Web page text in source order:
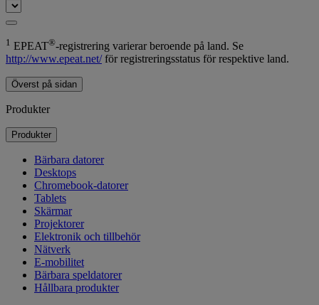
1 EPEAT®-registrering varierar beroende på land. Se
http://www.epeat.net/för registreringsstatus för respektive land.
Överst på sidan
Produkter
Produkter
Bärbara datorer
Desktops
Chromebook-datorer
Tablets
Skärmar
Projektorer
Elektronik och tillbehör
Nätverk
E-mobilitet
Bärbara speldatorer
Hållbara produkter